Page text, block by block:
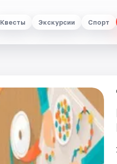
Квесты Экскурсии Спорт